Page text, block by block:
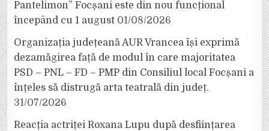
Pantelimon” Focșani este din nou funcțional
începând cu 1 august 01/08/2026
Organizația județeană AUR Vrancea își exprimă
dezamăgirea față de modul în care majoritatea
PSD – PNL – FD – PMP din Consiliul local Focșani a
înțeles să distrugă arta teatrală din județ.
31/07/2026
Reacția actriței Roxana Lupu după desființarea